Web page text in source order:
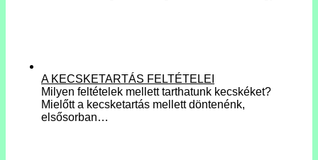
A KECSKETARTÁS FELTÉTELEI
Milyen feltételek mellett tarthatunk kecskéket?
Mielőtt a kecsketartás mellett döntenénk,
elsősorban…